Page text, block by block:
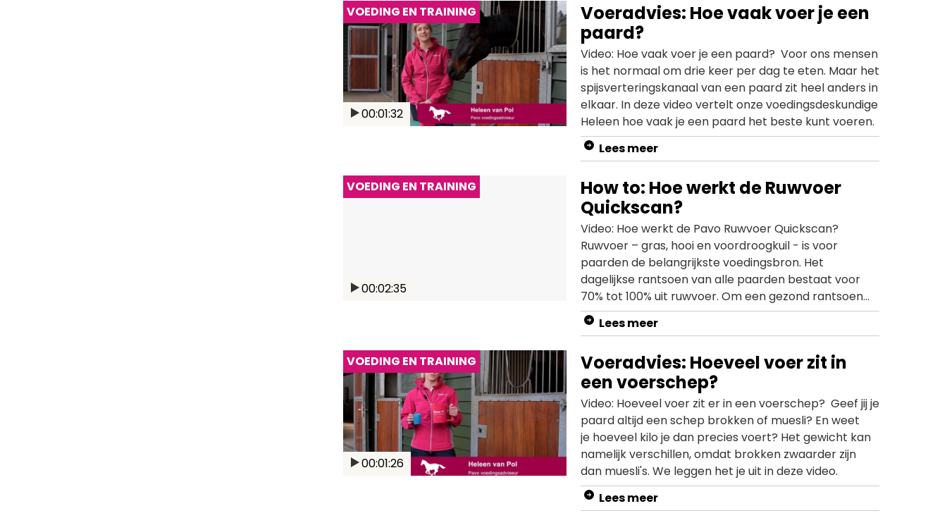
VOEDING EN TRAINING
00:01:32
Voeradvies: Hoe vaak voer je een
paard?
Video: Hoe vaak voer je een paard? Voor ons mensen
is het normaal om drie keer per dag te eten. Maar het
spijsverteringskanaal van een paard zit heel anders in
elkaar. In deze video vertelt onze voedingsdeskundige
Heleen hoe vaak je een paard het beste kunt voeren.
Lees meer
VOEDING EN TRAINING
00:02:35
How to: Hoe werkt de Ruwvoer
Quickscan?
Video: Hoe werkt de Pavo Ruwvoer Quickscan?
Ruwvoer – gras, hooi en voordroogkuil - is voor
paarden de belangrijkste voedingsbron. Het
dagelijkse rantsoen van alle paarden bestaat voor
70% tot 100% uit ruwvoer. Om een gezond rantsoen
samen te kunnen stellen is het dan ook belangrijk om
te weten wat er allemaal in je ruwvoer zit. Met de
eenvoudig laten testen op energie, suiker en eiwit.
Hoe dat precies werkt? Bekijk het in deze video!
Lees meer
VOEDING EN TRAINING
00:01:26
Voeradvies: Hoeveel voer zit in
een voerschep?
Video: Hoeveel voer zit er in een voerschep? Geef jij je
paard altijd een schep brokken of muesli? En weet
je hoeveel kilo je dan precies voert? Het gewicht kan
namelijk verschillen, omdat brokken zwaarder zijn
dan muesli's. We leggen het je uit in deze video.
Lees meer